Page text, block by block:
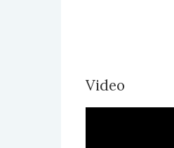
Video